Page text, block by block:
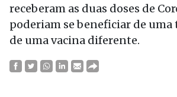
receberam as duas doses de
poderiam se beneficiar de uma
de uma vacina diferente.